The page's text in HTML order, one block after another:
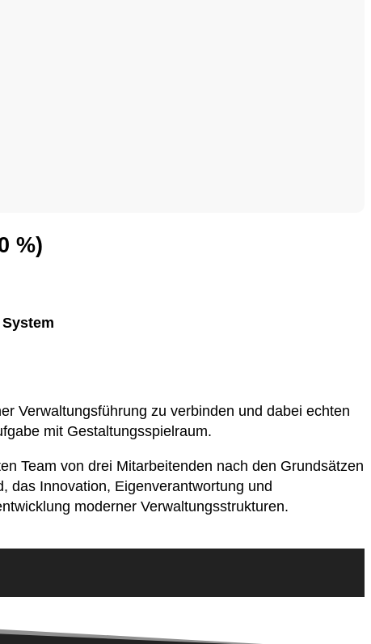
%)
Verwaltungsführung zu verbinden und dabei echten
mit Gestaltungsspielraum.
Team von drei Mitarbeitenden nach den Grundsätzen
das Innovation, Eigenverantwortung und
moderner Verwaltungsstrukturen.